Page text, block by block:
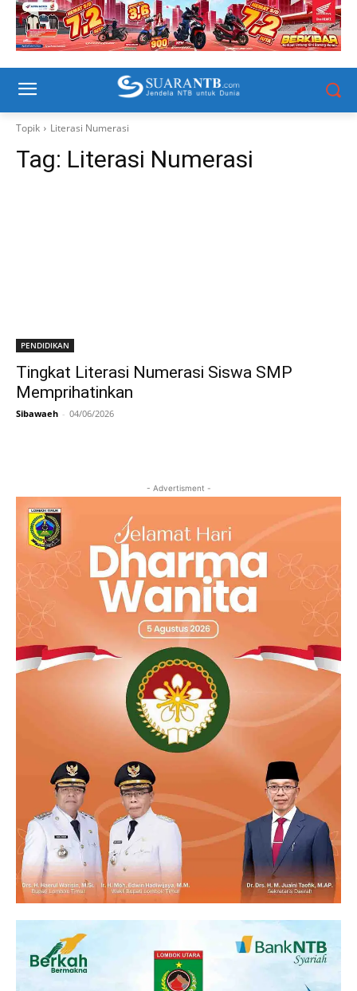
Topik Literasi Numerasi
Tag: Literasi Numerasi
PENDIDIKAN
Tingkat Literasi Numerasi Siswa SMP
Memprihatinkan
Sibawaeh - 04/06/2026
- Advertisment -